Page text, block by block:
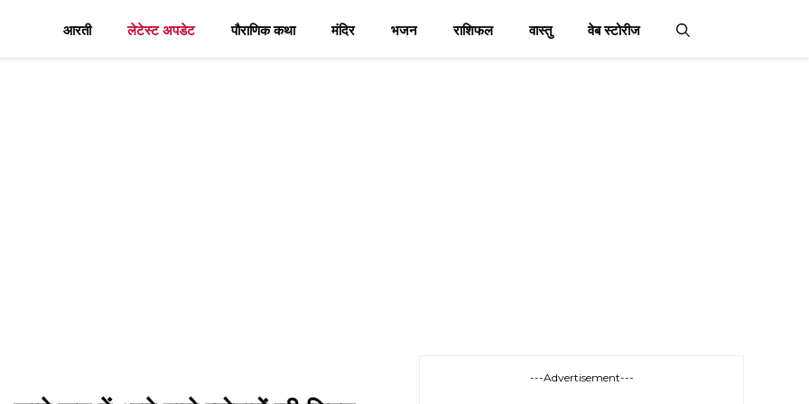
आरती लेटेस्ट अपडेट पौराणिक कथा मंदिर भजन राशिफल वास्तु वेब स्टोरीज
---Advertisement---